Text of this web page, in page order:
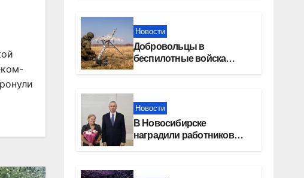
Новости
Добровольцы в
беспилотные войска
получат 2,9 млн рублей и
Новости
В Новосибирске
наградили работников
физической культуры и